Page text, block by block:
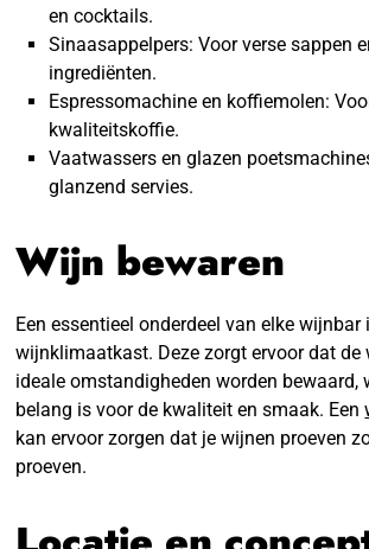
en cocktails.
Sinaasappelpers: Voor verse sappen
ingrediënten.
Espressomachine en koffiemolen:
kwaliteitskoffie.
Vaatwassers en glazen
glanzend servies.
Wijn bewaren
Een essentieel onderdeel van elke wijnbar
wijnklimaatkast. Deze zorgt ervoor dat de
ideale omstandigheden worden bewaard,
belang is voor de kwaliteit en smaak. Een
kan ervoor zorgen dat je wijnen proeven
proeven.